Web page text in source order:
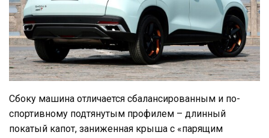
Сбоку машина отличается сбалансированным и по-
спортивному подтянутым профилем – длинный
покатый капот, заниженная крыша с «парящим